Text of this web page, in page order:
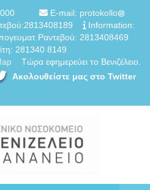
8000
E-mail: protokollo
Information:
2813408469
281340 8149
Τώρα εφημερεύει το Βενιζέλειο.
Ακολουθείστε μας στο Twitter